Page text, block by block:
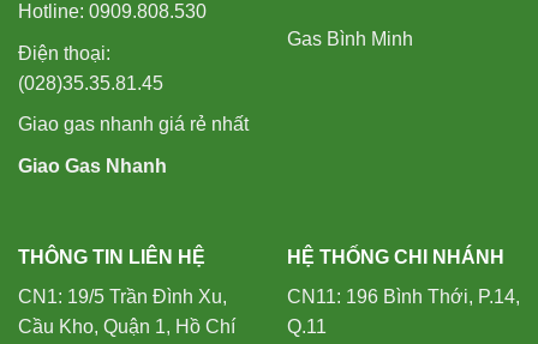
Hotline: 0909.808.530
Điện thoại:
(028)35.35.81.45
Giao gas nhanh giá rẻ nhất
Giao Gas Nhanh
Gas Bình Minh
THÔNG TIN LIÊN HỆ
CN1: 19/5 Trần Đình Xu,
Cầu Kho, Quận 1, Hồ Chí
HỆ THỐNG CHI NHÁNH
CN11: 196 Bình Thới, P.14,
Q.11